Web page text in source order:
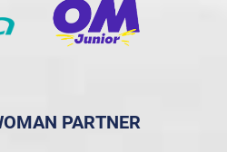
PARTNER